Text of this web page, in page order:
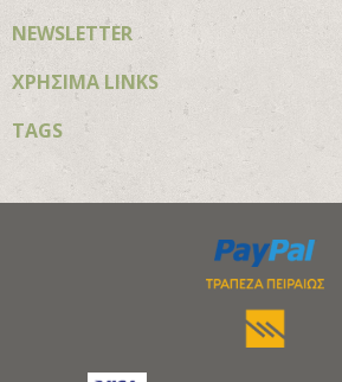
NEWSLETTER
ΧΡΗΣΙΜΑ LINKS
TAGS